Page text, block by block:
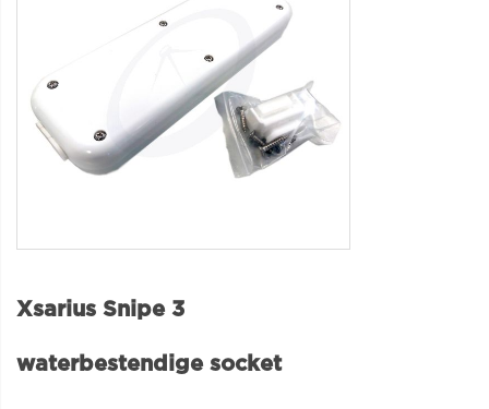
Xsarius Snipe 3
waterbestendige socket